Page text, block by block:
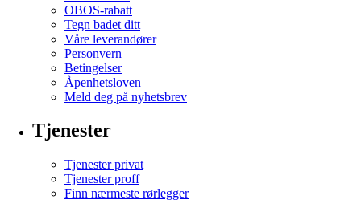
OBOS-rabatt
Tegn badet ditt
Våre leverandører
Personvern
Betingelser
Åpenhetsloven
Meld deg på nyhetsbrev
Tjenester
Tjenester privat
Tjenester proff
Finn nærmeste rørlegger